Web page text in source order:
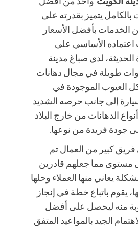
بالكامل يتميز بقدرته على
الخدمات بأفضل الأسعار
اعتماده الأساسي على
لدي صباغ مدينة
طويلة في مجال دهانات
العيوب الموجودة في
إلى جانب حرصه الشديد
الدهانات من خارج البلاد
جودة فريدة من نوعها.
فريق كبير من العمال تم
مستوى مما جعلهم قادرين
يعاني منها العملاء وحلها
يقوم باتباع خطة في إنجاز
منه ليحصل على أفضل
الجيد بالمواعيد المتفق